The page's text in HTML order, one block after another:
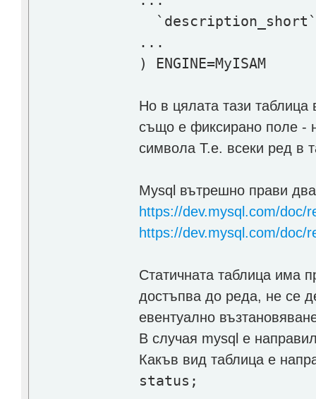
`description_short`
...
) ENGINE=MyISAM
Но в цялата тази
също е фиксирано поле -
символа Т.е. всеки ред в
Mysql вътрешно прави
https://dev.mysql.com/doc/
https://dev.mysql.com/doc/
Статичната таблица има
достъпва до реда, не се
евентуално
В случая mysql е
Какъв вид таблица е
status;